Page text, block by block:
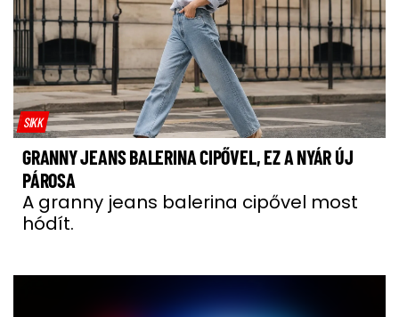
SIKK
GRANNY JEANS BALERINA CIPŐVEL, EZ A NYÁR ÚJ
PÁROSA
A granny jeans balerina cipővel most
hódít.